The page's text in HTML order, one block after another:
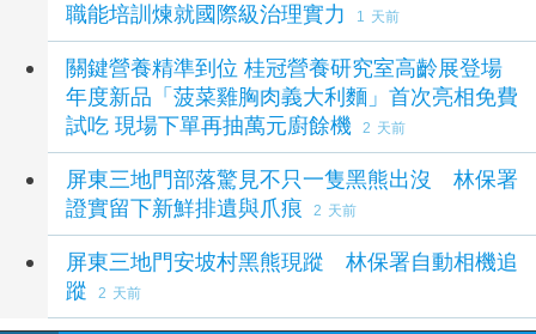
職能培訓煉就國際級治理實力
1 天前
關鍵營養精準到位 桂冠營養研究室高齡展登場
年度新品「菠菜雞胸肉義大利麵」首次亮相免費
試吃 現場下單再抽萬元廚餘機
2 天前
屏東三地門部落驚見不只一隻黑熊出沒 林保署
證實留下新鮮排遺與爪痕
2 天前
屏東三地門安坡村黑熊現蹤 林保署自動相機追
蹤
2 天前